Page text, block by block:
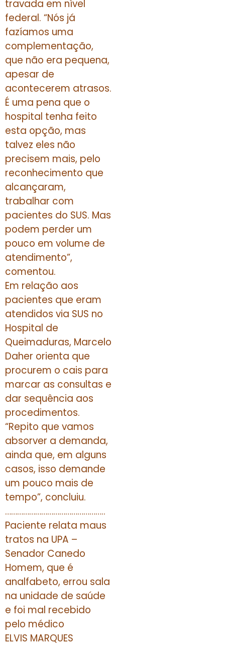
travada em nível
federal. “Nós já
fazíamos uma
complementação,
que não era pequena,
apesar de
acontecerem atrasos.
É uma pena que o
hospital tenha feito
esta opção, mas
talvez eles não
precisem mais, pelo
reconhecimento que
alcançaram,
trabalhar com
pacientes do SUS. Mas
podem perder um
pouco em volume de
atendimento”,
comentou.
Em relação aos
pacientes que eram
atendidos via SUS no
Hospital de
Queimaduras, Marcelo
Daher orienta que
procurem o cais para
marcar as consultas e
dar sequência aos
procedimentos.
“Repito que vamos
absorver a demanda,
ainda que, em alguns
casos, isso demande
um pouco mais de
tempo”, concluiu.
…………………………………………..
Paciente relata maus
tratos na UPA –
Senador Canedo
Homem, que é
analfabeto, errou sala
na unidade de saúde
e foi mal recebido
pelo médico
ELVIS MARQUES